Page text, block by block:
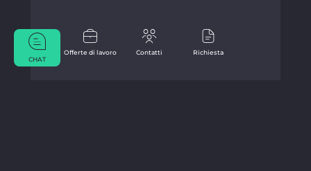
Offerte di lavoro Contatti
Richiesta
CHAT